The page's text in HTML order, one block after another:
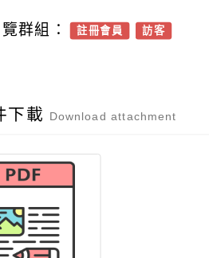
群組： 註冊會員 訪客
下載 Download attachment